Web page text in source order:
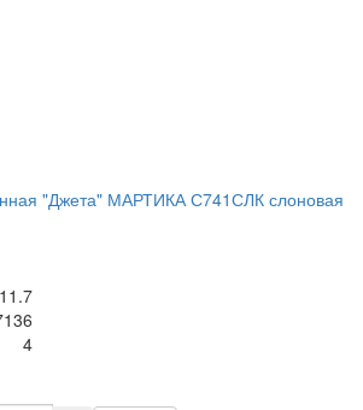
"Джета" МАРТИКА С741СЛК слоновая
4